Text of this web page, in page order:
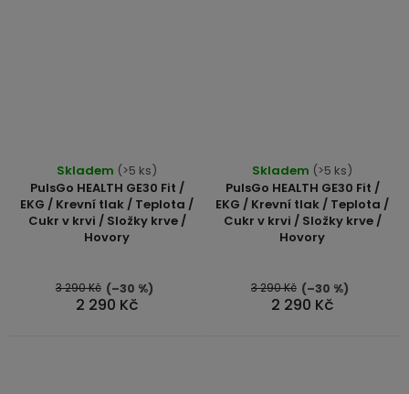
PulsGo HEALTH GE30 Fit /
EKG / Krevní tlak / Teplota /
Cukr v krvi / Složky krve /
Hovory
Skladem (>5 ks)
2 290 Kč
3 290 Kč (–30 %)
PulsGo HEALTH GE30 Fit /
EKG / Krevní tlak / Teplota /
Cukr v krvi / Složky krve /
Hovory
Skladem (>5 ks)
2 290 Kč
3 290 Kč (–30 %)